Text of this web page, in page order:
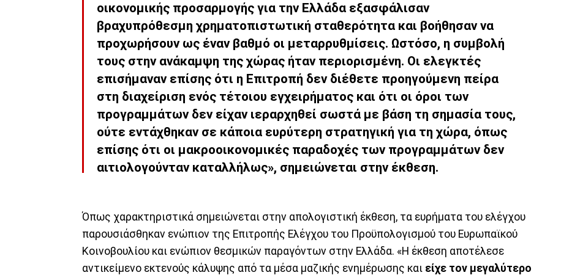
οικονομικής προσαρμογής για την Ελλάδα εξασφάλισαν
βραχυπρόθεσμη χρηματοπιστωτική σταθερότητα και βοήθησαν να
προχωρήσουν ως έναν βαθμό οι μεταρρυθμίσεις. Ωστόσο, η συμβολή
τους στην ανάκαμψη της χώρας ήταν περιορισμένη. Οι ελεγκτές
επισήμαναν επίσης ότι η Επιτροπή δεν διέθετε προηγούμενη πείρα
στη διαχείριση ενός τέτοιου εγχειρήματος και ότι οι όροι των
προγραμμάτων δεν είχαν ιεραρχηθεί σωστά με βάση τη σημασία τους,
ούτε εντάχθηκαν σε κάποια ευρύτερη στρατηγική για τη χώρα, όπως
επίσης ότι οι μακροοικονομικές παραδοχές των προγραμμάτων δεν
αιτιολογούνταν καταλλήλως», σημειώνεται στην έκθεση.
Όπως χαρακτηριστικά σημειώνεται στην απολογιστική έκθεση, τα ευρήματα του ελέγχου
παρουσιάσθηκαν ενώπιον της Επιτροπής Ελέγχου του Προϋπολογισμού του Ευρωπαϊκού
Κοινοβουλίου και ενώπιον θεσμικών παραγόντων στην Ελλάδα. «Η έκθεση αποτέλεσε
αντικείμενο εκτενούς κάλυψης από τα μέσα μαζικής ενημέρωσης και είχε τον μεγαλύτερο